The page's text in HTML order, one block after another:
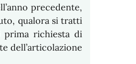
precedente,
qualora si tratti
prima richiesta di
dell’articolazione